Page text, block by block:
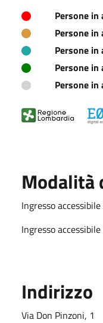
Persone in
Persone in
Persone in
Persone in
Persone in
Modalità
Ingresso
Ingresso
Indirizzo
Via Don Pinzoni, 1